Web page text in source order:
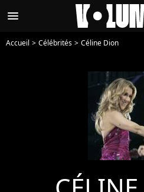
menu
Accueil Célébrités Céline Dion